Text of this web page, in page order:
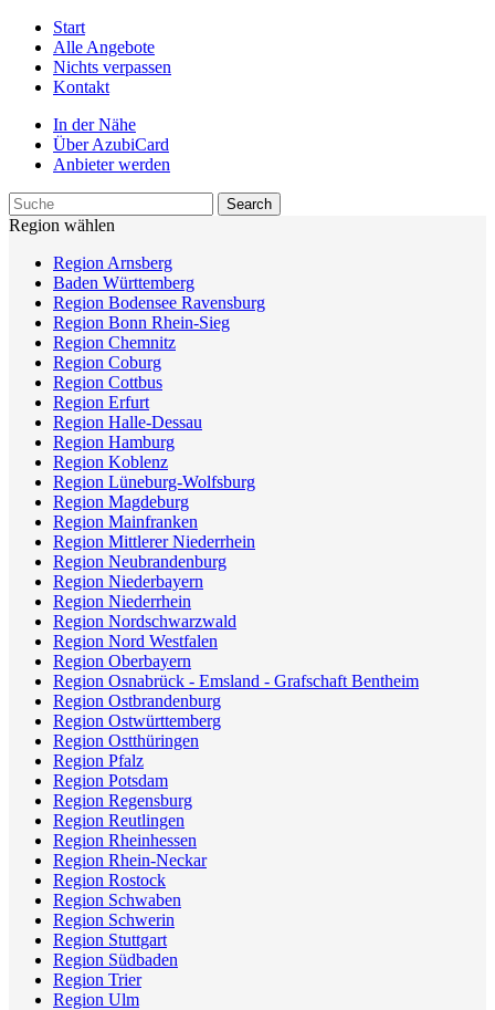
Start
Alle Angebote
Nichts verpassen
Kontakt
In der Nähe
Über AzubiCard
Anbieter werden
Region wählen
Region Arnsberg
Baden Württemberg
Region Bodensee Ravensburg
Region Bonn Rhein-Sieg
Region Chemnitz
Region Coburg
Region Cottbus
Region Erfurt
Region Halle-Dessau
Region Hamburg
Region Koblenz
Region Lüneburg-Wolfsburg
Region Magdeburg
Region Mainfranken
Region Mittlerer Niederrhein
Region Neubrandenburg
Region Niederbayern
Region Niederrhein
Region Nordschwarzwald
Region Nord Westfalen
Region Oberbayern
Region Osnabrück - Emsland - Grafschaft Bentheim
Region Ostbrandenburg
Region Ostwürttemberg
Region Ostthüringen
Region Pfalz
Region Potsdam
Region Regensburg
Region Reutlingen
Region Rheinhessen
Region Rhein-Neckar
Region Rostock
Region Schwaben
Region Schwerin
Region Stuttgart
Region Südbaden
Region Trier
Region Ulm